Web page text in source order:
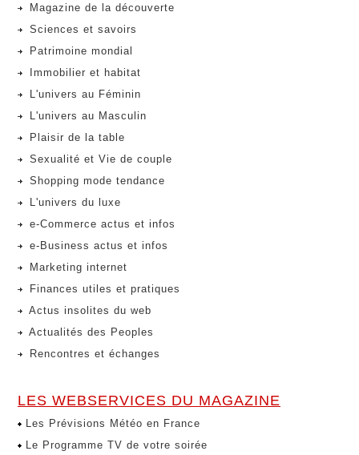
Magazine de la découverte
Sciences et savoirs
Patrimoine mondial
Immobilier et habitat
L'univers au Féminin
L'univers au Masculin
Plaisir de la table
Sexualité et Vie de couple
Shopping mode tendance
L'univers du luxe
e-Commerce actus et infos
e-Business actus et infos
Marketing internet
Finances utiles et pratiques
Actus insolites du web
Actualités des Peoples
Rencontres et échanges
LES WEBSERVICES DU MAGAZINE
Les Prévisions Météo en France
Le Programme TV de votre soirée